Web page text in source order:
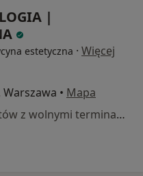
|
estetyczna · Więcej
Warszawa • Mapa
Brak dostępnych specjalistów z wolnymi terminami w tym centrum medycznym.